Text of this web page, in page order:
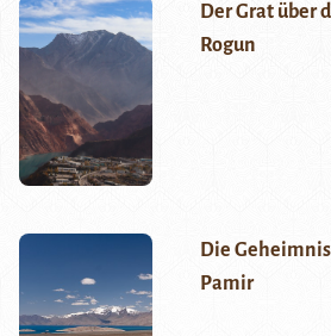
Der Grat über
Rogun
Die
Pamir